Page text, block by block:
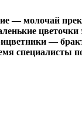
— молочай
—